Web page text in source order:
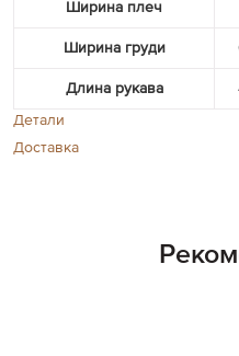
Ширина плеч
Ширина груди
Длина рукава
Детали
Доставка